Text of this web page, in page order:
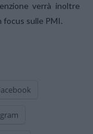
verrà inoltre
focus sulle PMI.